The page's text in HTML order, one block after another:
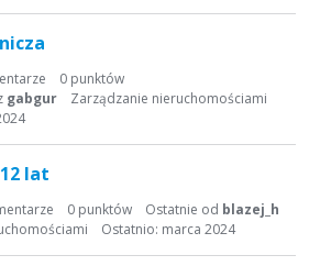
0 punktów
gabgur
Zarządzanie nieruchomościami
lat
0 punktów Ostatnie od blazej_h
Ostatnio: marca 2024